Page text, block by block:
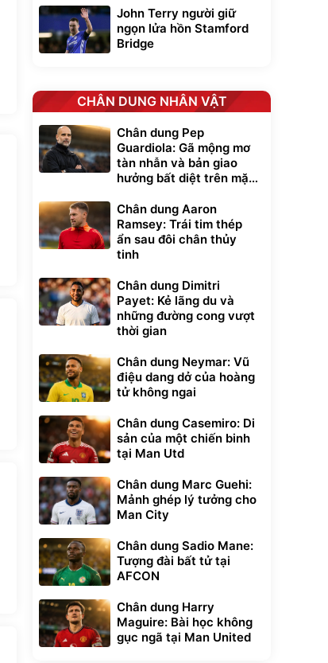
John Terry người giữ
ngọn lửa hồn Stamford
Bridge
CHÂN DUNG NHÂN VẬT
Chân dung Pep
Guardiola: Gã mộng mơ
tàn nhẫn và bản giao
hưởng bất diệt trên mặt
Chân dung Aaron
Ramsey: Trái tim thép
ẩn sau đôi chân thủy
tinh
Chân dung Dimitri
Payet: Kẻ lãng du và
những đường cong vượt
thời gian
Chân dung Neymar: Vũ
điệu dang dở của hoàng
tử không ngai
Chân dung Casemiro: Di
sản của một chiến binh
tại Man Utd
Chân dung Marc Guehi:
Mảnh ghép lý tưởng cho
Man City
Chân dung Sadio Mane:
Tượng đài bất tử tại
AFCON
Chân dung Harry
Maguire: Bài học không
gục ngã tại Man United